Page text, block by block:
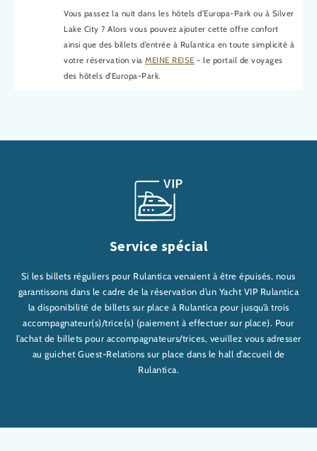
Vous passez la nuit dans les hôtels d’Europa-Park ou à Silver
Lake City ? Alors vous pouvez ajouter cette offre confort
ainsi que des billets d’entrée à Rulantica en toute simplicité à
votre réservation via MEINE REISE - le portail de voyages
des hôtels d’Europa-Park.
Service spécial
Si les billets réguliers pour Rulantica venaient à être épuisés, nous
garantissons dans le cadre de la réservation d’un Yacht VIP Rulantica
la disponibilité de billets sur place à Rulantica pour jusqu’à trois
accompagnateur(s)/trice(s) (paiement à effectuer sur place). Pour
l’achat de billets pour accompagnateurs/trices, veuillez vous adresser
au guichet Guest-Relations sur place dans le hall d’accueil de
Rulantica.